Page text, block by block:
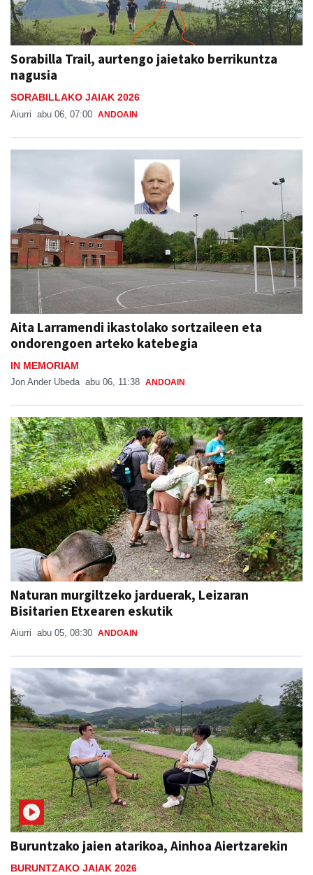
Sorabilla Trail, aurtengo jaietako berrikuntza
nagusia
SORABILLAKO JAIAK 2026
Aiurri abu 06, 07:00 ANDOAIN
Aita Larramendi ikastolako sortzaileen eta
ondorengoen arteko katebegia
IN MEMORIAM
Jon Ander Ubeda abu 06, 11:38 ANDOAIN
Naturan murgiltzeko jarduerak, Leizaran
Bisitarien Etxearen eskutik
Aiurri abu 05, 08:30 ANDOAIN
Buruntzako jaien atarikoa, Ainhoa Aiertzarekin
BURUNTZAKO JAIAK 2026